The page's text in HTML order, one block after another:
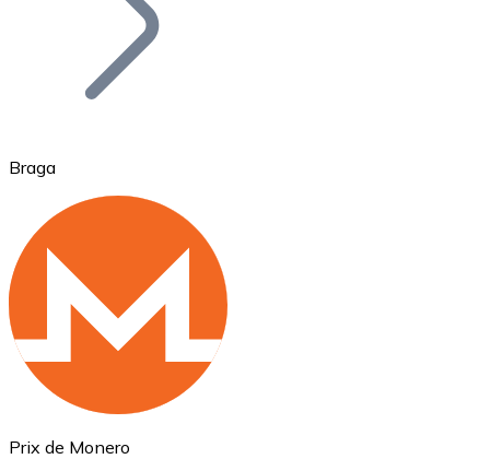
Ethereum
ETH
Braga
Prix de Monero